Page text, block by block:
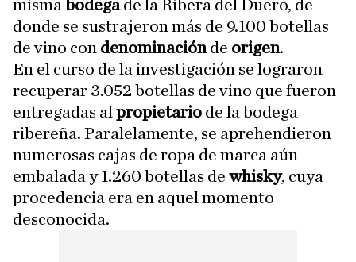
misma bodegade la Ribera del Duero, de
donde se sustrajeron más de 9.100 botellas
de vino con denominaciónde origen.
En el curso de la investigación se lograron
recuperar 3.052 botellas de vino que fueron
entregadas al propietario de la bodega
ribereña. Paralelamente, se aprehendieron
numerosas cajas de ropa de marca aún
embalada y 1.260 botellas de whisky, cuya
procedencia era en aquel momento
desconocida.